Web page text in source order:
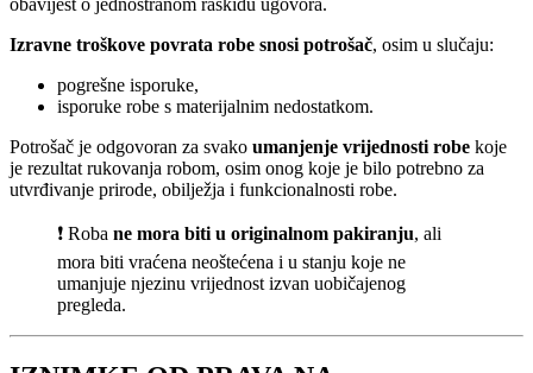
obavijest o jednostranom raskidu ugovora.
Izravne troškove povrata robe snosi potrošač, osim u slučaju:
pogrešne isporuke,
isporuke robe s materijalnim nedostatkom.
Potrošač je odgovoran za svako umanjenje vrijednosti robe koje
je rezultat rukovanja robom, osim onog koje je bilo potrebno za
utvrđivanje prirode, obilježja i funkcionalnosti robe.
❗ Roba ne mora biti u originalnom pakiranju, ali
mora biti vraćena neoštećena i u stanju koje ne
umanjuje njezinu vrijednost izvan uobičajenog
pregleda.